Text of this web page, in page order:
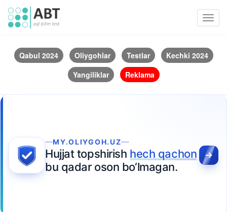
Qabul 2024 Oliygohlar Testlar
Kechki 2024
Yangiliklar
Reklama
MY.OLIYGOH.UZ
Hujjat topshirish hech qachon
bu qadar oson bo‘lmagan.